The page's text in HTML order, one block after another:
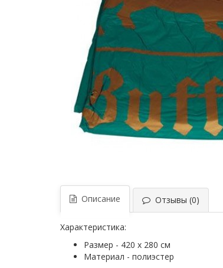
Описание Отзывы (0)
Характеристика:
Размер - 420 х 280 см
Материал - полиэстер